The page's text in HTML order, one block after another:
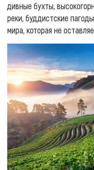
дивные бухты,
реки, буддистские
мира, которая не